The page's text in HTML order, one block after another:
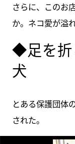
さらに、このお
か。ネコ愛が溢
◆足を折
犬
とある保護団体
された。